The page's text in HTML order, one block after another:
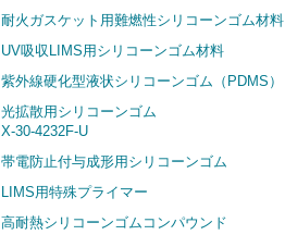
耐火ガスケット用難燃性シリコーンゴム材料
UV吸収LIMS用シリコーンゴム材料
紫外線硬化型液状シリコーンゴム（PDMS）
光拡散用シリコーンゴム
X-30-4232F-U
帯電防止付与成形用シリコーンゴム
LIMS用特殊プライマー
高耐熱シリコーンゴムコンパウンド